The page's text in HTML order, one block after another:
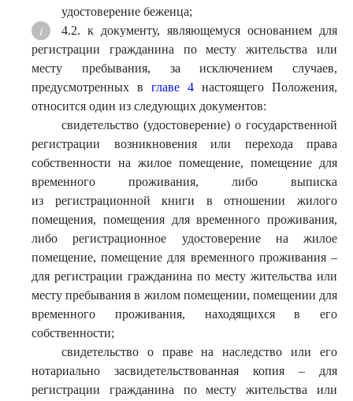
удостоверение беженца;
4.2. к документу, являющемуся основанием для
регистрации гражданина по месту жительства или
месту пребывания, за исключением случаев,
предусмотренных в главе 4 настоящего Положения,
относится один из следующих документов:
свидетельство (удостоверение) о государственной
регистрации возникновения или перехода права
собственности на жилое помещение, помещение для
временного проживания, либо выписка
из регистрационной книги в отношении жилого
помещения, помещения для временного проживания,
либо регистрационное удостоверение на жилое
помещение, помещение для временного проживания –
для регистрации гражданина по месту жительства или
месту пребывания в жилом помещении, помещении для
временного проживания, находящихся в его
собственности;
свидетельство о праве на наследство или его
нотариально засвидетельствованная копия – для
регистрации гражданина по месту жительства или